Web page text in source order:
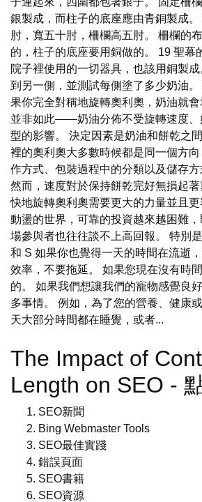
銀製成，而柱子的底座應由青銅製成
肘，寬五十肘，柵欄高五肘。 柵欄的
的，柱子的底座要用銅做的。 19 聖幕
院子裡使用的一切器具，也該用銅製
到另一側，並測試每側塗了多少奶油
果你完全對稱地旋轉奧利奧，奶油就
並非如此——奶油分佈不受旋轉速度、
型的影響。 決定因素是奶油和餅乾之
裡的奧利奧大多數時候都是同一個方
作方式、包裝過程中的分類以及儲存方
然而，速度對於保持餅乾完好無損起
快地旋轉奧利奧需要更大的力量並且
動盪的世界，可靠的投資越來越困難
場參與者也往往談不上高回報。 特別
和 S 如果你也覺得一天的時間在流逝
效率，不要拖延。 如果您現在沒有時
的。 如果我們想讓我們的寵物感覺良
多事情。 例如，為了您的營養、健康
天大部分時間都在睡覺，或者...
The Impact of
Length on SEO -
SEO新聞
Bing Webmaster Tools
SEO最佳實踐
錯誤頁面
SEO書籍
SEO資源